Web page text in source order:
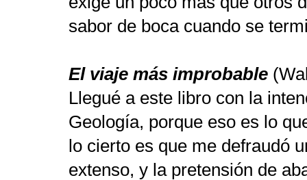
sabor de boca cuando se
El viaje más improbable
Llegué a este libro con la
Geología, porque eso es lo
lo cierto es que me defraudó
extenso, y la pretensión de